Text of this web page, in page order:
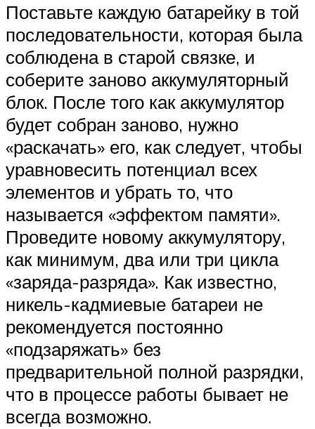
Поставьте каждую батарейку в той
последовательности, которая была
соблюдена в старой связке, и
соберите заново аккумуляторный
блок. После того как аккумулятор
будет собран заново, нужно
«раскачать» его, как следует, чтобы
уравновесить потенциал всех
элементов и убрать то, что
называется «эффектом памяти».
Проведите новому аккумулятору,
как минимум, два или три цикла
«заряда-разряда». Как известно,
никель-кадмиевые батареи не
рекомендуется постоянно
«подзаряжать» без
предварительной полной разрядки,
что в процессе работы бывает не
всегда возможно.